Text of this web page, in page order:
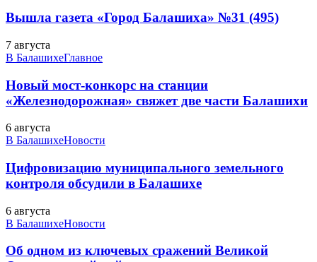
Вышла газета «Город Балашиха» №31 (495)
7 августа
В БалашихеГлавное
Новый мост-конкорс на станции
«Железнодорожная» свяжет две части Балашихи
6 августа
В БалашихеНовости
Цифровизацию муниципального земельного
контроля обсудили в Балашихе
6 августа
В БалашихеНовости
Об одном из ключевых сражений Великой